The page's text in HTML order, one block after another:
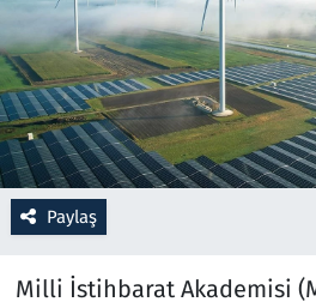
Paylaş
Milli İstihbarat Akademisi
Sağlık
Savunma Sanayi
Seçim 2023
Spor
Teknoloji ve Bilim